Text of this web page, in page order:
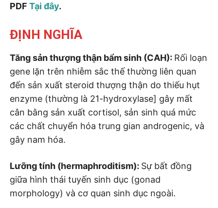
PDF Tại đây.
ĐỊNH NGHĨA
Tăng sản thượng thận bẩm sinh (CAH): Rối loạn
gene lặn trên nhiễm sắc thế thường liên quan
đến sản xuất steroid thượng thận do thiếu hụt
enzyme (thường là 21-hydroxylase] gây mất
cân bằng sản xuất cortisol, sản sinh quá mức
các chất chuyển hóa trung gian androgenic, và
gây nam hóa.
Lưỡng tính (hermaphroditism): Sự bất đồng
giữa hình thái tuyến sinh dục (gonad
morphology) và cơ quan sinh dục ngoài.